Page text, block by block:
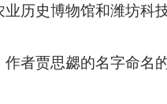
历史博物馆和潍坊
者贾思勰的名字命名